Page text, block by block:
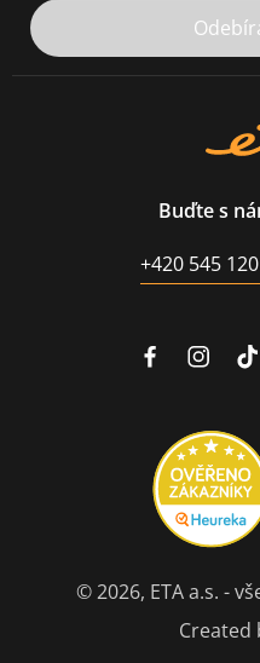
Buďte s
+420 545
© 2026, ETA a.s. -
Created